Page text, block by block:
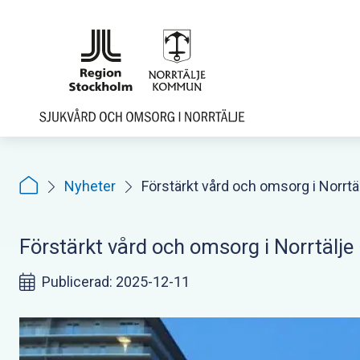
Nyheter Förstärkt vård och omsorg i
Förstärkt vård och omsorg i
Publicerad: 2025-12-11